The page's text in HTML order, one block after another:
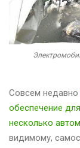
Совсем недавно
обеспечение
несколько
видимому,